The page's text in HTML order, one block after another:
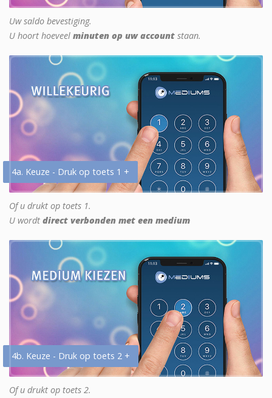
Uw saldo bevestiging.
U hoort hoeveel minuten op uw account staan.
4a. Keuze - Druk op toets 1 +
Of u drukt op toets 1.
U wordt direct verbonden met een medium
4b. Keuze - Druk op toets 2 +
Of u drukt op toets 2.